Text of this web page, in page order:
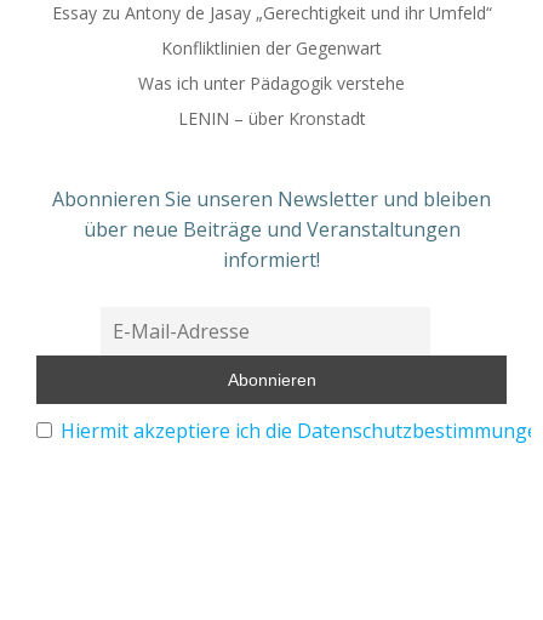
Essay zu Antony de Jasay „Gerechtigkeit und ihr Umfeld“
Konfliktlinien der Gegenwart
Was ich unter Pädagogik verstehe
LENIN – über Kronstadt
Abonnieren Sie unseren Newsletter und bleiben
über neue Beiträge und Veranstaltungen
informiert!
Hiermit akzeptiere ich die